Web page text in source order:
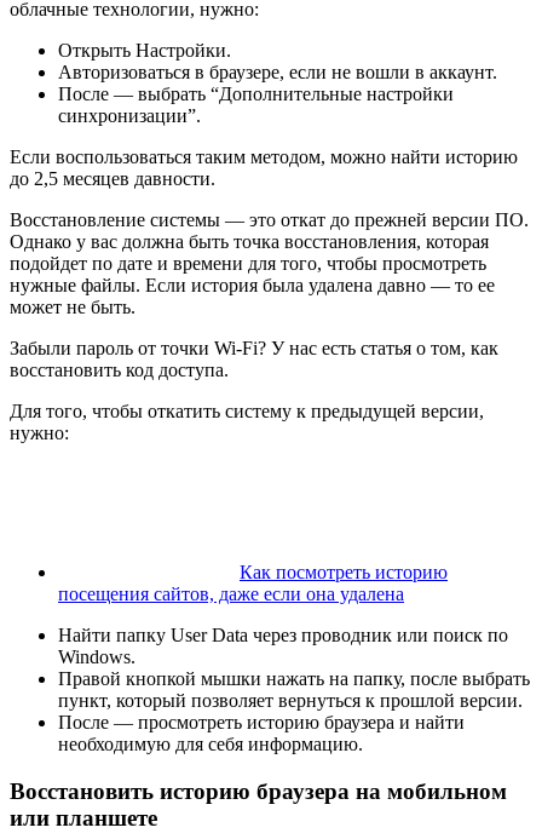
облачные технологии, нужно:
Открыть Настройки.
Авторизоваться в браузере, если не вошли в аккаунт.
После — выбрать “Дополнительные настройки
синхронизации”.
Если воспользоваться таким методом, можно найти историю
до 2,5 месяцев давности.
Восстановление системы — это откат до прежней версии ПО.
Однако у вас должна быть точка восстановления, которая
подойдет по дате и времени для того, чтобы просмотреть
нужные файлы. Если история была удалена давно — то ее
может не быть.
Забыли пароль от точки Wi-Fi? У нас есть статья о том, как
восстановить код доступа.
Для того, чтобы откатить систему к предыдущей версии,
нужно:
Как посмотреть историю
посещения сайтов, даже если она удалена
Найти папку User Data через проводник или поиск по
Windows.
Правой кнопкой мышки нажать на папку, после выбрать
пункт, который позволяет вернуться к прошлой версии.
После — просмотреть историю браузера и найти
необходимую для себя информацию.
Восстановить историю браузера на мобильном
или планшете